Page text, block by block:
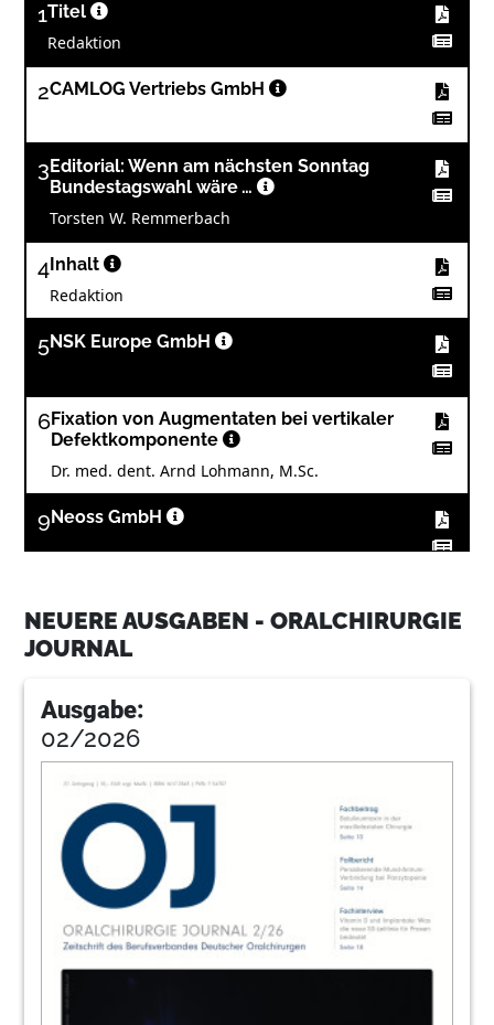
1Titel
Redaktion
2CAMLOG Vertriebs GmbH
3 Editorial: Wenn am nächsten Sonntag
Bundestagswahl wäre …
Torsten W. Remmerbach
4 Inhalt
Redaktion
5NSK Europe GmbH
6Fixation von Augmentaten bei vertikaler
Defektkomponente
Dr. med. dent. Arnd Lohmann, M.Sc.
9 Neoss GmbH
Univ.-Prof. Dr. Dr. Wolf-Dieter Grimm, M.Sc., Prof.
(StGMU) Dr. Marco Alexander Vukovic
Einsatz hochtouriger
Übertragungsinstrumente in der Chirurgie
Dr. med. dent. Frank-Michael Maier, M.Sc.
Geistlich Biomaterials Vertriebs GmbH
Raumschaffung bei regenerativen
NEUERE AUSGABEN - ORALCHIRURGIE
JOURNAL
Ausgabe:
02/2026